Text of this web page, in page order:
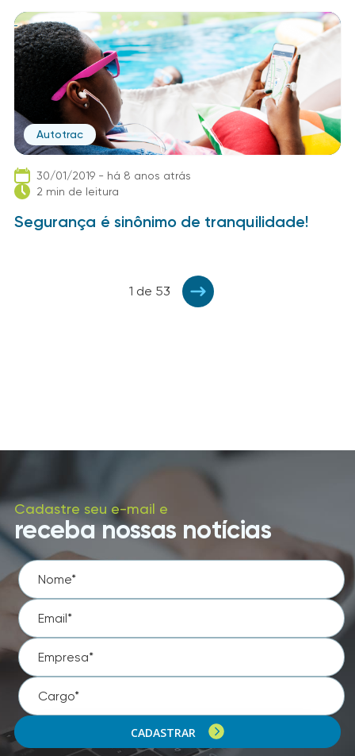
Autotrac
30/01/2019 - há 8 anos atrás
2 min de leitura
Segurança é sinônimo de tranquilidade!
1 de 53
Cadastre seu e-mail e
receba nossas notícias
CADASTRAR